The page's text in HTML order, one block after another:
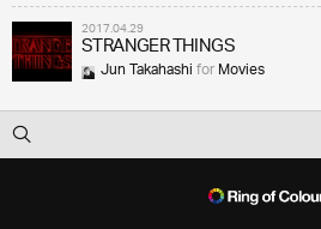
2017.04.29
STRANGER THINGS
Jun TakahashiforMovies